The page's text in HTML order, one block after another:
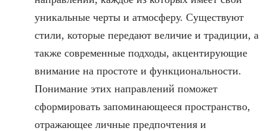
уникальные черты и атмосферу. Существуют
стили, которые передают величие и традиции, а
также современные подходы, акцентирующие
внимание на простоте и функциональности.
Понимание этих направлений поможет
сформировать запоминающееся пространство,
отражающее личные предпочтения и